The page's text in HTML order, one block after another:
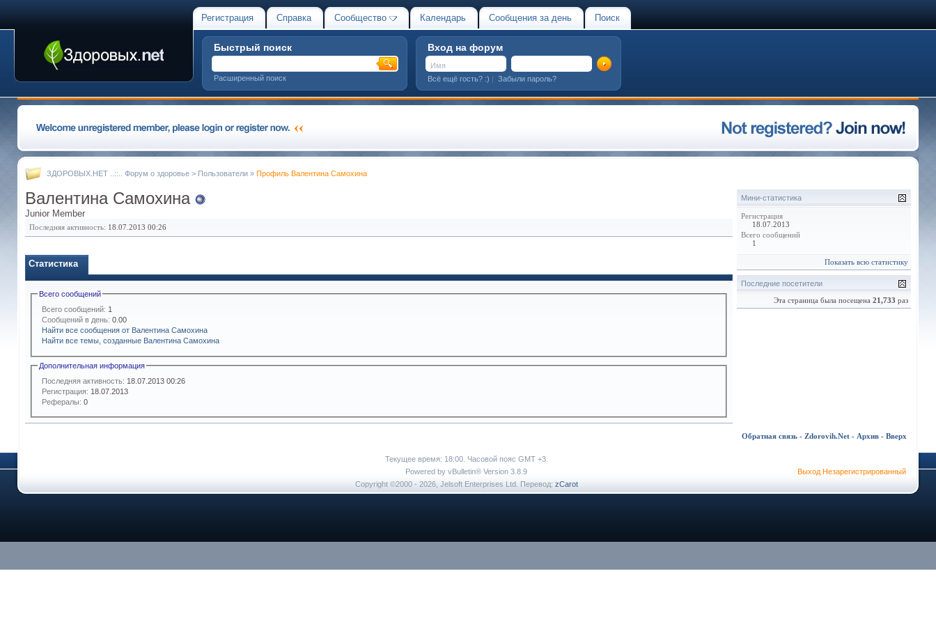
Регистрация Справка Сообщество Календарь Сообщения за день Поиск
Быстрый поиск
Расширенный поиск
Вход на форум
Всё ещё гость? :) | Забыли пароль?
ЗДОРОВЫХ.НЕТ ..::.. Форум о здоровье > Пользователи » Профиль Валентина Самохина
Валентина Самохина
Junior Member
Последняя активность: 18.07.2013 00:26
Статистика
Всего сообщений
Всего сообщений: 1
Сообщений в день: 0.00
Найти все сообщения от Валентина Самохина
Найти все темы, созданные Валентина Самохина
Дополнительная информация
Последняя активность: 18.07.201300:26
Регистрация: 18.07.2013
Рефералы: 0
Мини-статистика
Регистрация
18.07.2013
Всего сообщений
1
Показать всю статистику
Последние посетители
Эта страница была посещена 21,733 раз
Обратная связь - Zdorovih.Net - Архив - Вверх
Текущее время: 18:00. Часовой пояс GMT +3.
Powered by vBulletin® Version 3.8.9
Copyright ©2000 - 2026, Jelsoft Enterprises Ltd. Перевод: zCarot
Выход Незарегистрированный